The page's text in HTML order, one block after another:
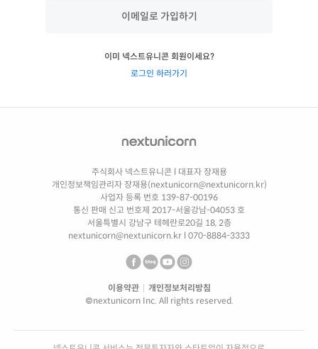
이메일로 가입하기
이미 넥스트유니콘 회원이세요?
로그인 하러가기
주식회사 넥스트유니콘l 대표자 장재용
개인정보책임관리자 장재용(nextunicorn@nextunicorn.kr)
사업자 등록 번호 139-87-00196
통신 판매 신고 번호제 2017-서울강남-04053 호
서울특별시 강남구 테헤란로20길 18, 2층
nextunicorn@nextunicorn.kr l 070-8884-3333
이용약관
개인정보처리방침
©nextunicorn Inc. All rights reserved.